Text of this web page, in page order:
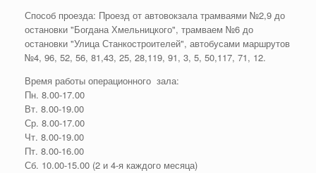
Способ проезда: Проезд от автовокзала трамваями №2,9 до
остановки "Богдана Хмельницкого", трамваем №6 до
остановки "Улица Станкостроителей", автобусами маршрутов
№4, 96, 52, 56, 81,43, 25, 28,119, 91, 3, 5, 50,117, 71, 12.
Время работы операционного зала:
Пн. 8.00-17.00
Вт. 8.00-19.00
Ср. 8.00-17.00
Чт. 8.00-19.00
Пт. 8.00-16.00
Сб. 10.00-15.00 (2 и 4-я каждого месяца)